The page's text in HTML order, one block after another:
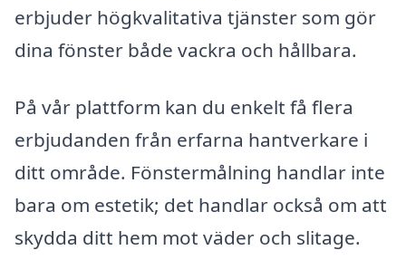
erbjuder högkvalitativa tjänster som gör
dina fönster både vackra och hållbara.
På vår plattform kan du enkelt få flera
erbjudanden från erfarna hantverkare i
ditt område. Fönstermålning handlar inte
bara om estetik; det handlar också om att
skydda ditt hem mot väder och slitage.